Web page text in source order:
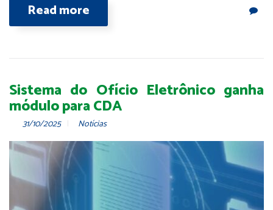
Read more
Sistema do Ofício Eletrônico ganha
módulo para CDA
31/10/2025 Notícias